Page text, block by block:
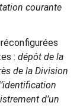
courante
: dépôt de la
de la Division
d’un